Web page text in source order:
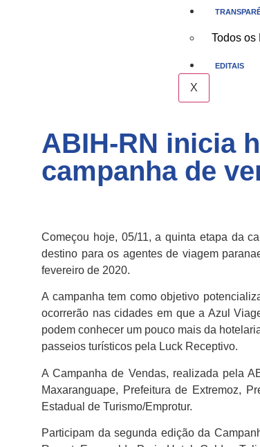
Todos os
EDITAIS
X
ABIH-RN inicia
campanha de
Começou hoje, 05/11, a quinta etapa da
destino para os agentes de viagem
fevereiro de 2020.
A campanha tem como objetivo
ocorrerão nas cidades em que a Azul
podem conhecer um pouco mais da
passeios turísticos pela Luck Receptivo.
A Campanha de Vendas, realizada pela
Maxaranguape, Prefeitura de Extremoz,
Estadual de Turismo/Emprotur.
Participam da segunda edição da